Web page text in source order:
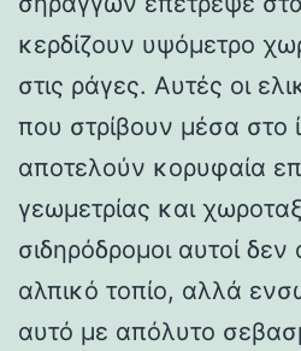
κερδίζουν υψόμετρο
στις ράγες. Αυτές οι
που στρίβουν μέσα στο
αποτελούν κορυφαία
γεωμετρίας και
σιδηρόδρομοι αυτοί
αλπικό τοπίο, αλλά
αυτό με απόλυτο